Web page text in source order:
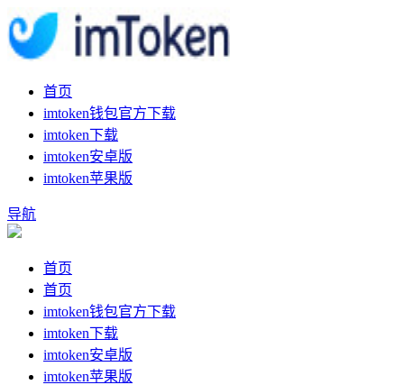
首页
imtoken钱包官方下载
imtoken下载
imtoken安卓版
imtoken苹果版
导航
首页
首页
imtoken钱包官方下载
imtoken下载
imtoken安卓版
imtoken苹果版